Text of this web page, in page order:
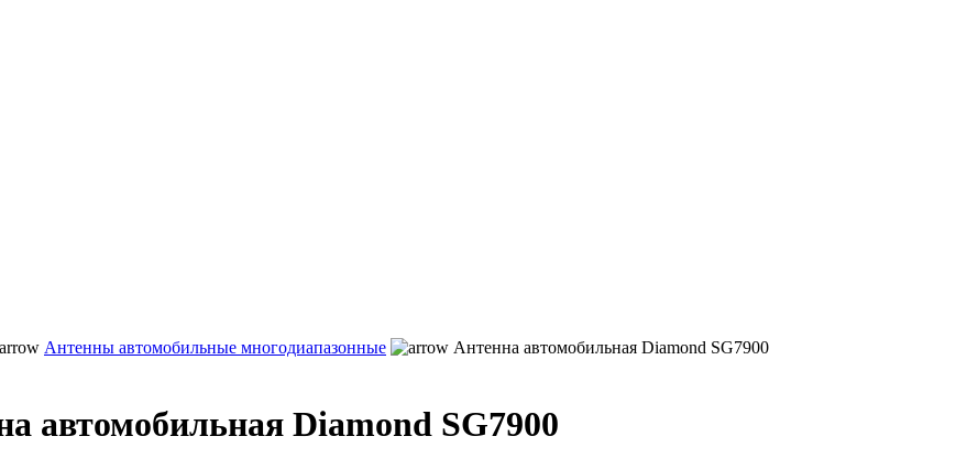
Антенны автомобильные многодиапазонные Антенна автомобильная Diamond SG7900
автомобильная Diamond SG7900